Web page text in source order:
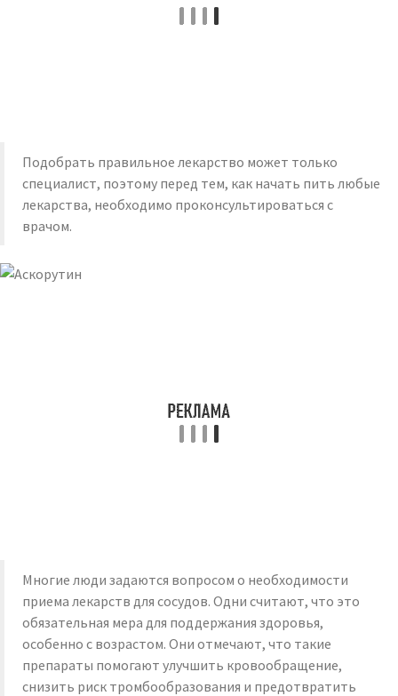
Подобрать правильное лекарство может только
специалист, поэтому перед тем, как начать пить любые
лекарства, необходимо проконсультироваться с
врачом.
Многие люди задаются вопросом о необходимости
приема лекарств для сосудов. Одни считают, что это
обязательная мера для поддержания здоровья,
особенно с возрастом. Они отмечают, что такие
препараты помогают улучшить кровообращение,
снизить риск тромбообразования и предотвратить